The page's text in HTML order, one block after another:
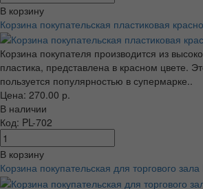
В корзину
Корзина покупательская пластиковая
Корзина покупателя производится из
пластика, представлена в красном цвете.
пользуется популярностью в супермарке..
Цена: 270.00 р.
В наличии
Код: PL-702
В корзину
Корзина покупательская для торгового